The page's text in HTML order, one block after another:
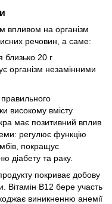
впливом на організм
речовин, а саме:
близько 20 г
організм незамінними
правильного
високому вмісту
має позитивний вплив
регулює функцію
покращує
діабету та раку.
покриває добову
Вітамін В12 бере участь
виникненню анемії